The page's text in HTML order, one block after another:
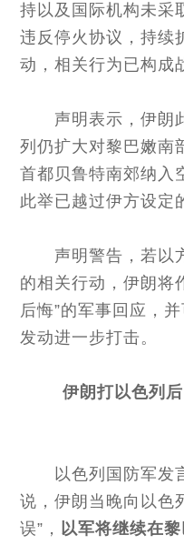
持以及国际机构未采
违反停火协议，持续
动，相关行为已构成
声明表示，伊朗此
列仍扩大对黎巴嫩南
首都贝鲁特南郊纳入
此举已越过伊方设定
声明警告，若以方
的相关行动，伊朗将
后悔”的军事回应，
发动进一步打击。
伊朗打以色列
以色列国防军发
说，伊朗当晚向以色
误”， 以军将继续在